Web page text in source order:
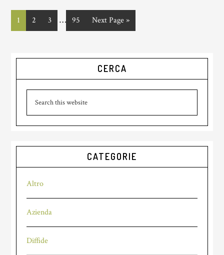
Page
1 Page
2 Page
3
Interim
pages
… Page
95
Go
to
Next Page »
Primary
Sidebar
CERCA
this
CATEGORIE
Altro
Azienda
Diffide